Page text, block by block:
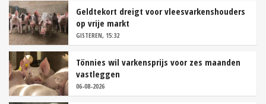
Geldtekort dreigt voor vleesvarkenshouders
op vrije markt
GISTEREN, 15:32
Tönnies wil varkensprijs voor zes maanden
vastleggen
06-08-2026